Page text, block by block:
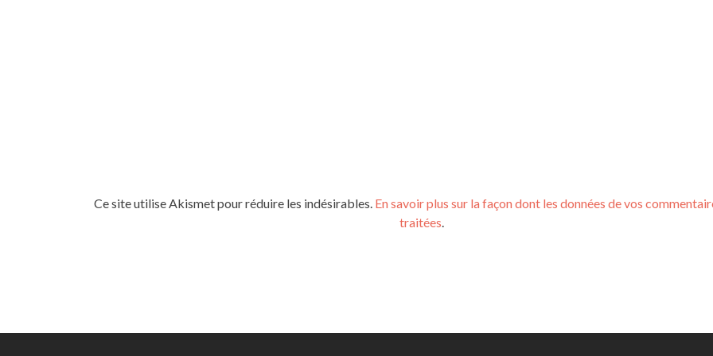
Ce site utilise Akismet pour réduire les indésirables. En savoir plus sur la façon dont les données de vos
traitées.